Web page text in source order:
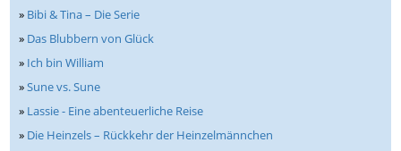
» Bibi & Tina – Die Serie
» Das Blubbern von Glück
» Ich bin William
»Sune vs. Sune
» Lassie - Eine abenteuerliche Reise
» Die Heinzels – Rückkehr der Heinzelmännchen